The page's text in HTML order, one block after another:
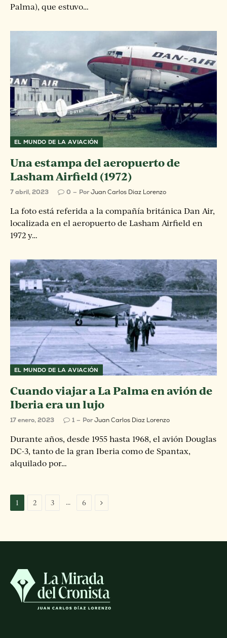
Palma), que estuvo…
EL MUNDO DE LA AVIACIÓN
Una estampa del aeropuerto de
Lasham Airfield (1972)
7 abril, 2023 0 PorJuan Carlos Diaz Lorenzo
La foto está referida a la compañía británica Dan Air,
localizada en el aeropuerto de Lasham Airfield en
1972 y…
EL MUNDO DE LA AVIACIÓN
Cuando viajar a La Palma en avión de
Iberia era un lujo
17 enero, 2023 1 PorJuan Carlos Diaz Lorenzo
Durante años, desde 1955 hasta 1968, el avión Douglas
DC-3, tanto de la gran Iberia como de Spantax,
alquilado por…
1 2 3 … 6 Next